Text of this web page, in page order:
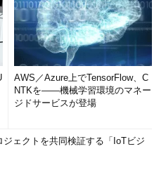
AWS／Azure上でTensorFlow、C
NTKを――機械学習環境のマネー
ジドサービスが登場
ジェクトを共同検証する「IoTビジ